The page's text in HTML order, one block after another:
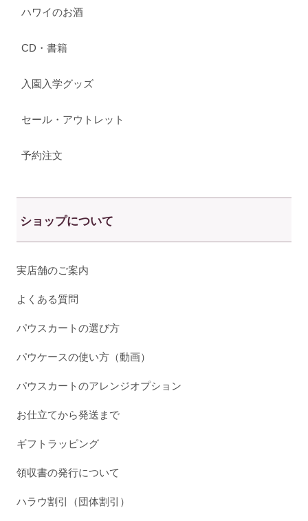
ハワイのお酒
CD・書籍
入園入学グッズ
セール・アウトレット
予約注文
ショップについて
実店舗のご案内
よくある質問
パウスカートの選び方
パウケースの使い方（動画）
パウスカートのアレンジオプション
お仕立てから発送まで
ギフトラッピング
領収書の発行について
ハラウ割引（団体割引）